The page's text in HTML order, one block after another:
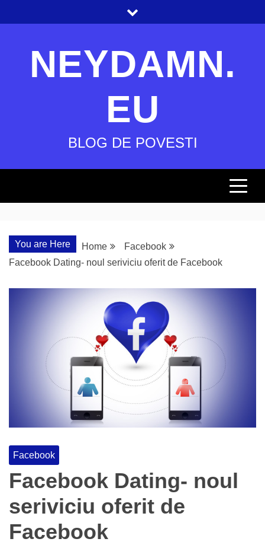
to
NEYDAMN.
EU
BLOG DE POVESTI
You are Here Home
Facebook
Facebook Dating- noul seriviciu oferit de Facebook
Facebook
Facebook Dating- noul
seriviciu oferit de
Facebook